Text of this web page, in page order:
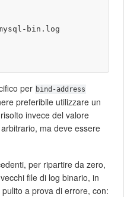
bin.log
per bind-address
preferibile utilizzare un
invece del valore
ma deve essere
per ripartire da zero,
file di log binario, in
a prova di errore, con: